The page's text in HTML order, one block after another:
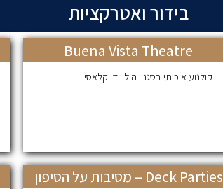
בידור ואטרקציות
Buena Vista Theatre
קולנוע איכותי בסגנון הוליוודי קלאסי
Deck Parties – מסיבות על הסיפון